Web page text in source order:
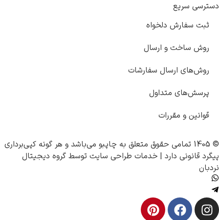
دسترسی سریع
ثبت سفارش دلخواه
روش ساخت و ارسال
روش‌های ارسال سفارشات
پرسش‌های متداول
قوانین و مقررات
© 1405 تمامی حقوق متعلق به چاپبو می‌باشد و هر گونه کپی‌برداری
پیگرد قانونی دارد | خدمات طراحی سایت توسط گروه دیجیتال
نردبان